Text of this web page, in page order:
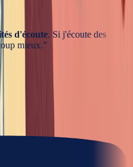
d'écoute. Si j'écoute des
mieux.”